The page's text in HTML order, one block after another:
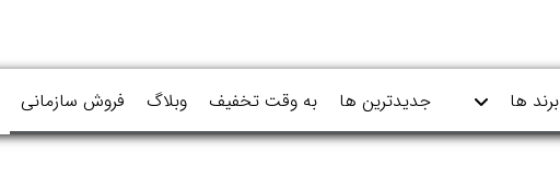
برند ها جدیدترین ها به وقت تخفیف وبلاگ فروش سازمانی